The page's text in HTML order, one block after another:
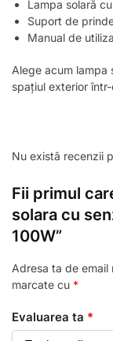
Lampa solară
Suport de
Manual de
Alege acum lampa
spațiul exterior
Nu există recenzii
Fii primul
solara cu
100W”
Adresa ta de
marcate cu *
Evaluarea ta *